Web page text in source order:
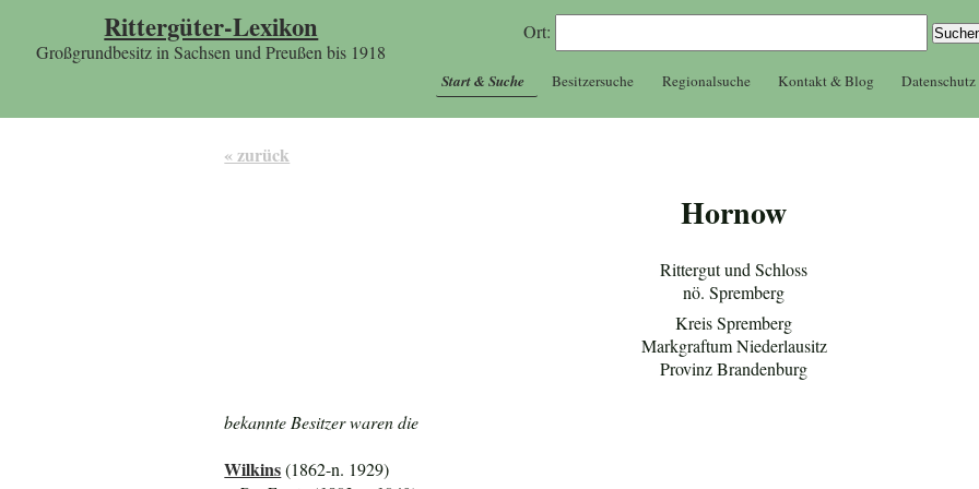
Rittergüter-Lexikon
Großgrundbesitz in Sachsen und Preußen bis 1918
Ort:
Start & Suche Besitzersuche Regionalsuche Kontakt & Blog Datenschutz
« zurück
Hornow
Rittergut und Schloss
nö. Spremberg
Kreis Spremberg
Markgraftum Niederlausitz
Provinz Brandenburg
bekannte Besitzer waren die
Wilkins(1862-n. 1929)